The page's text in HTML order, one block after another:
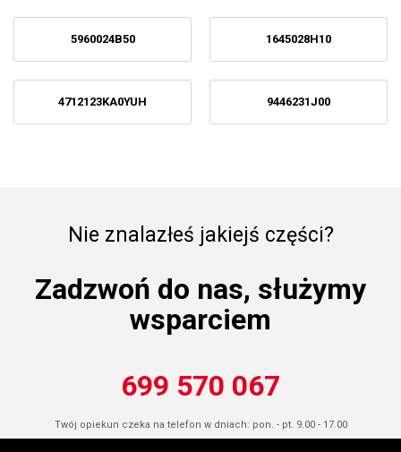
5960024B50 1645028H10
4712123KA0YUH 9446231J00
Nie znalazłeś jakiejś części?
Zadzwoń do nas, służymy
wsparciem
699 570 067
Twój opiekun czeka na telefon w dniach: pon. - pt. 9.00 - 17.00